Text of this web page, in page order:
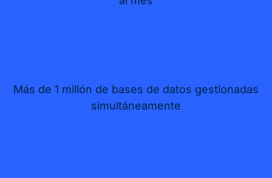
Más de 1 millón de bases de datos gestionadas
simultáneamente